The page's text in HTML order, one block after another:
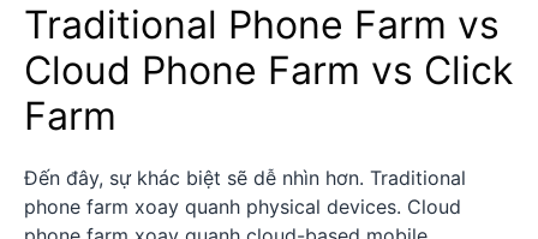
Traditional Phone Farm vs
Cloud Phone Farm vs Click
Farm
Đến đây, sự khác biệt sẽ dễ nhìn hơn. Traditional
phone farm xoay quanh physical devices. Cloud